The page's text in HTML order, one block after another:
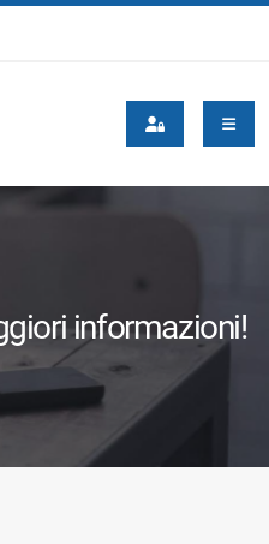
informazioni!